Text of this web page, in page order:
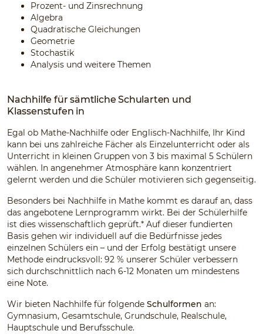
Prozent- und Zinsrechnung
Algebra
Quadratische Gleichungen
Geometrie
Stochastik
Analysis und weitere Themen
Nachhilfe für sämtliche Schularten und
Klassenstufen in
Egal ob Mathe-Nachhilfe oder Englisch-Nachhilfe, Ihr Kind
kann bei uns zahlreiche Fächer als Einzelunterricht oder als
Unterricht in kleinen Gruppen von 3 bis maximal 5 Schülern
wählen. In angenehmer Atmosphäre kann konzentriert
gelernt werden und die Schüler motivieren sich gegenseitig.
Besonders bei Nachhilfe in Mathe kommt es darauf an, dass
das angebotene Lernprogramm wirkt. Bei der Schülerhilfe
ist dies wissenschaftlich geprüft.* Auf dieser fundierten
Basis gehen wir individuell auf die Bedürfnisse jedes
einzelnen Schülers ein – und der Erfolg bestätigt unsere
Methode eindrucksvoll: 92 % unserer Schüler verbessern
sich durchschnittlich nach 6-12 Monaten um mindestens
eine Note.
Wir bieten Nachhilfe für folgende Schulformen an:
Gymnasium, Gesamtschule, Grundschule, Realschule,
Hauptschule und Berufsschule.